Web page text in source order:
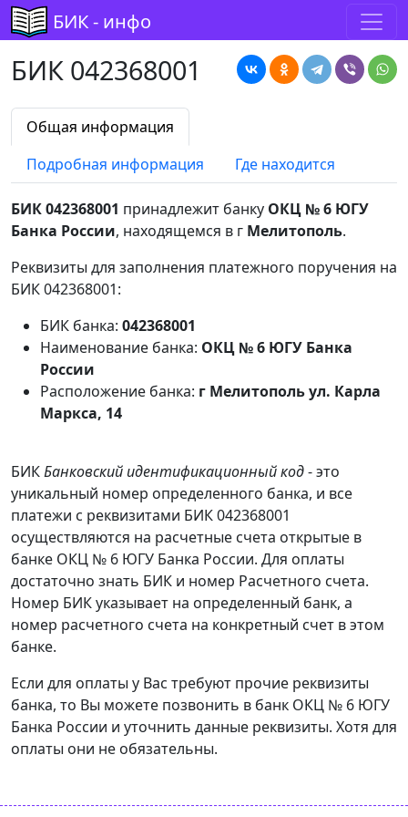
БИК - инфо
БИК 042368001
Общая информация
Подробная информация
Где находится
БИК 042368001 принадлежит банку ОКЦ № 6 ЮГУ
Банка России, находящемся в г Мелитополь.
Реквизиты для заполнения платежного поручения на
БИК 042368001:
БИК банка: 042368001
Наименование банка: ОКЦ № 6 ЮГУ Банка
России
Расположение банка: г Мелитополь ул. Карла
Маркса, 14
БИКБанковский идентификационный код- это
уникальный номер определенного банка, и все
платежи с реквизитами БИК 042368001
осуществляются на расчетные счета открытые в
банке ОКЦ № 6 ЮГУ Банка России. Для оплаты
достаточно знать БИК и номер Расчетного счета.
Номер БИК указывает на определенный банк, а
номер расчетного счета на конкретный счет в этом
банке.
Если для оплаты у Вас требуют прочие реквизиты
банка, то Вы можете позвонить в банк ОКЦ № 6 ЮГУ
Банка России и уточнить данные реквизиты. Хотя для
оплаты они не обязательны.